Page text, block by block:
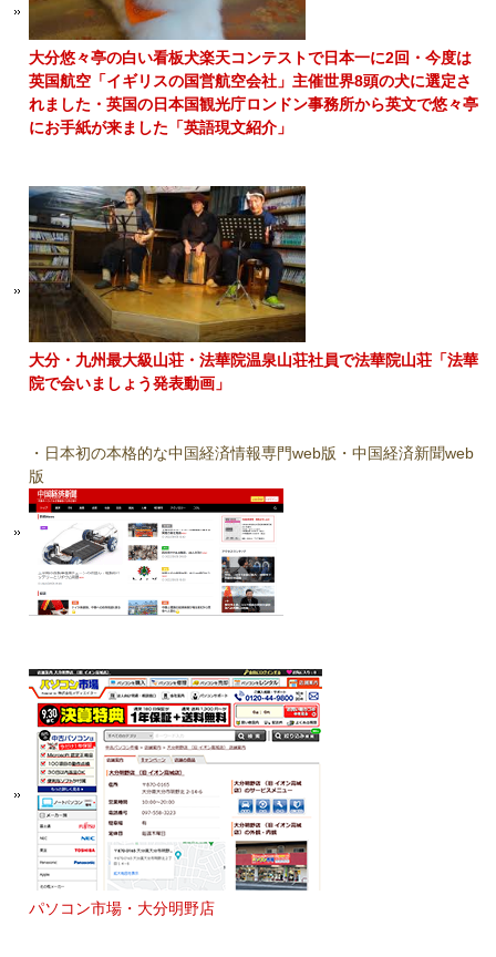
大分悠々亭の白い看板犬楽天コンテストで日本一に2回・今度は
英国航空「イギリスの国営航空会社」主催世界8頭の犬に選定さ
れました・英国の日本国観光庁ロンドン事務所から英文で悠々亭
にお手紙が来ました「英語現文紹介」
大分・九州最大級山荘・法華院温泉山荘社員で法華院山荘「法華
院で会いましょう発表動画」
・日本初の本格的な中国経済情報専門web版・中国経済新聞web
版
パソコン市場・大分明野店